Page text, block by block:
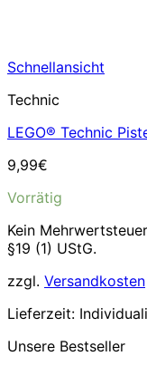
Schnellansicht
Technic
LEGO® Technic
9,99€
Vorrätig
Kein
§19 (1) UStG.
zzgl. Versandkosten
Lieferzeit:
Unsere Bestseller